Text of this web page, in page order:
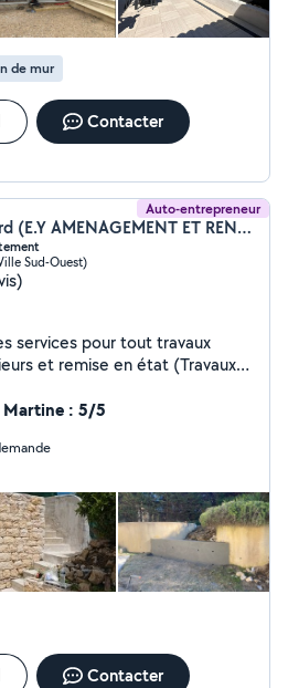
des devis clairs et un
dans le respect des délais et
de mur
Contacter
Auto-entrepreneur
Robin Menard (E.Y AMENAGEMENT ET RENOVATION)
Sud-Ouest)
services pour tout travaux
et remise en état (Travaux
services pour
( créations en maçonnerie:
et leurs revêtements de
Martine : 5/5
Contacter